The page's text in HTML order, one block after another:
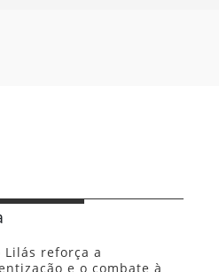
Lilás reforça a
e o combate à